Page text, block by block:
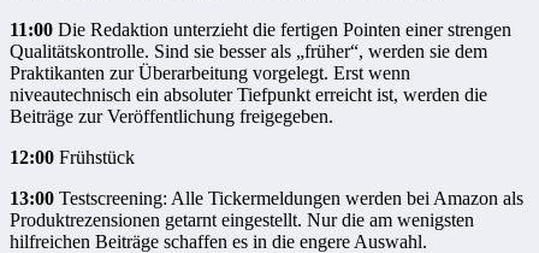
11:00 Die Redaktion unterzieht die fertigen Pointen einer strengen
Qualitätskontrolle. Sind sie besser als „früher“, werden sie dem
Praktikanten zur Überarbeitung vorgelegt. Erst wenn
niveautechnisch ein absoluter Tiefpunkt erreicht ist, werden die
Beiträge zur Veröffentlichung freigegeben.
12:00 Frühstück
13:00 Testscreening: Alle Tickermeldungen werden bei Amazon als
Produktrezensionen getarnt eingestellt. Nur die am wenigsten
hilfreichen Beiträge schaffen es in die engere Auswahl.